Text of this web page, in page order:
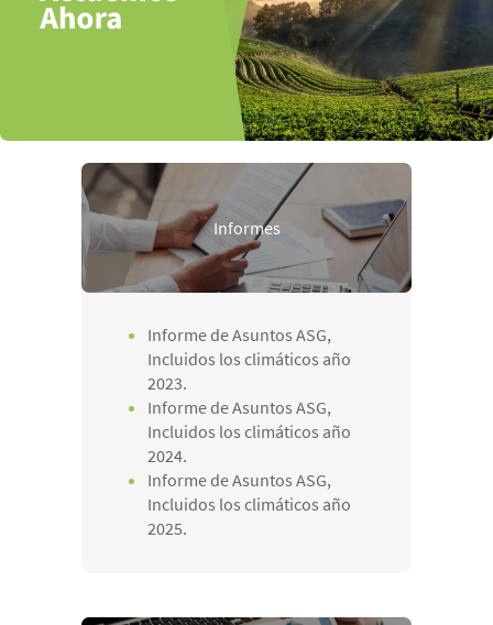
Informes
Informe de Asuntos ASG,
Incluidos los climáticos año
2023.
Informe de Asuntos ASG,
Incluidos los climáticos año
2024.
Informe de Asuntos ASG,
Incluidos los climáticos año
2025.